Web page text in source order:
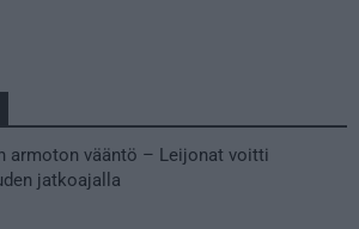
armoton vääntö – Leijonat voitti
jatkoajalla